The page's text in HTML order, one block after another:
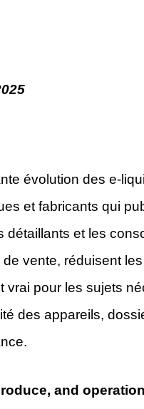
évolution des e-
et fabricants qui
détaillants et les
vente, réduisent
vrai pour les sujets
des appareils,
and